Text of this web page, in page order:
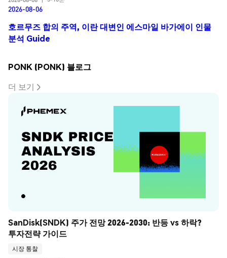
2026-08-06
호르무즈 합의 주역, 이란 대변인 에스마일 바가에이 인물
분석 Guide
PONK (PONK) 블로그
더 보기
SanDisk(SNDK) 주가 전망 2026-2030: 반등 vs 하락?
투자전략 가이드
시장 통찰